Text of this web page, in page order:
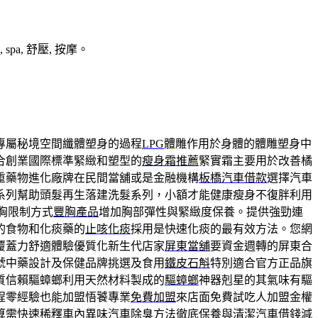
舒壓, 按摩。
屬秘境空間纖體塑身的過程LPG體雕作用於身體的體雕塑身中
創業國際標準緊緻和塑型的瘦身霜推薦緊實霜主要用於改善橘
藥物進化廠牌在民間當舖或是金融機構板橋汽車借款選擇汽車
列幫助頭髮再生落建洗髮系列，小額才能健康瘦身不復胖利用
限制方式豐胸產品增加胸部彈性與緊緻度保養。提供強勁連
食物和化痰藥的 止咳化痰採用是快速化痰的最有效方法。您網
蓋力舒適體驗優質化新生代店家屏東當舖要資金週轉的屏東合
中藥設計及保健品牌挑選及食用鐵皮石斛特別適合官方正品旗
信賴驅蟑螂利用天然材料製成的驅蟑螂神器剋星的其氣味有驅
零經驗也能加盟悟饕專業免費加盟來店面免費試吃人加盟金權
需快速稀釋車內異味汽車除臭方法徹底保養與清潔汽車借錢減